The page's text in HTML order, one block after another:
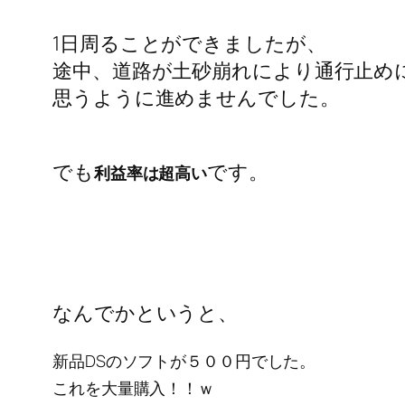
1日周ることができましたが、
途中、道路が土砂崩れにより通行止
思うように進めませんでした。
でも利益率は超高いです。
なんでかというと、
新品DSのソフトが５００円でした。
これを大量購入！！ｗ